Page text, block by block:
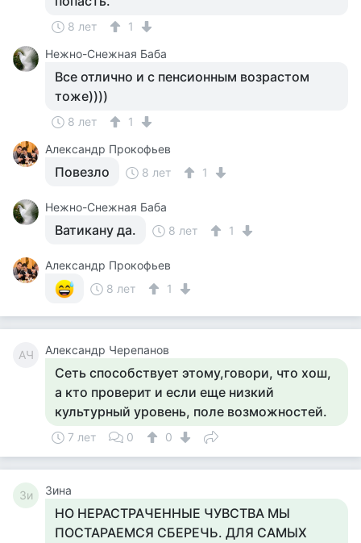
8 лет
1
Нежно-Снежная Баба
Все отлично и с пенсионным возрастом
тоже))))
8 лет
1
Александр Прокофьев
Повезло 8 лет 1
Нежно-Снежная Баба
Ватикану да. 8 лет 1
Александр Прокофьев
8 лет
1
АЧ Александр Черепанов
Сеть способствует этому,говори, что хош,
а кто проверит и если еще низкий
культурный уровень, поле возможностей.
7 лет 0 0
Зи Зина
НО НЕРАСТРАЧЕННЫЕ ЧУВСТВА МЫ
ПОСТАРАЕМСЯ СБЕРЕЧЬ. ДЛЯ САМЫХ